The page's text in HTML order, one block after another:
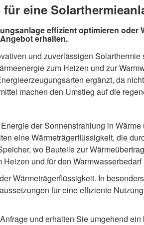
eine
effizient optimieren
erhalten.
und zuverlässigen
zum Heizen und zur
ergänzt, da
machen den Umstieg auf die
der Sonnenstrahlung in
eine Wärmeträgerflüssigkeit, die
wo Bauteile zur
und für den Warmwasserbedarf
Wärmeträgerflüssigkeit. In
für eine effiziente
und erhalten Sie umgehend ein